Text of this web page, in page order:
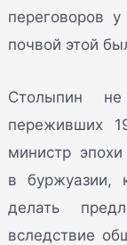
переговоров
почвой этой
Столыпин
переживших
министр
в буржуазии,
делать
вследствие